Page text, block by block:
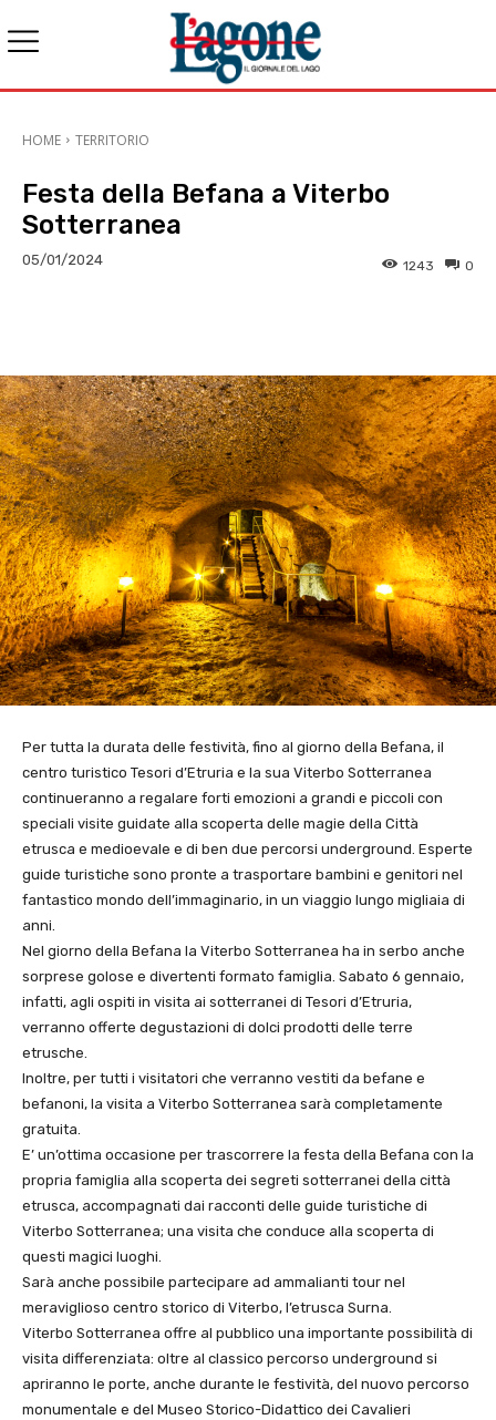
HOME TERRITORIO
Festa della Befana a Viterbo
Sotterranea
05/01/2024 0
1243
Per tutta la durata delle festività, fino al giorno della Befana, il
centro turistico Tesori d’Etruria e la sua Viterbo Sotterranea
continueranno a regalare forti emozioni a grandi e piccoli con
speciali visite guidate alla scoperta delle magie della Città
etrusca e medioevale e di ben due percorsi underground. Esperte
guide turistiche sono pronte a trasportare bambini e genitori nel
fantastico mondo dell’immaginario, in un viaggio lungo migliaia di
anni.
Nel giorno della Befana la Viterbo Sotterranea ha in serbo anche
sorprese golose e divertenti formato famiglia. Sabato 6 gennaio,
infatti, agli ospiti in visita ai sotterranei di Tesori d’Etruria,
verranno offerte degustazioni di dolci prodotti delle terre
etrusche.
Inoltre, per tutti i visitatori che verranno vestiti da befane e
befanoni, la visita a Viterbo Sotterranea sarà completamente
gratuita.
E’ un’ottima occasione per trascorrere la festa della Befana con la
propria famiglia alla scoperta dei segreti sotterranei della città
etrusca, accompagnati dai racconti delle guide turistiche di
Viterbo Sotterranea; una visita che conduce alla scoperta di
questi magici luoghi.
Sarà anche possibile partecipare ad ammalianti tour nel
meraviglioso centro storico di Viterbo, l’etrusca Surna.
Viterbo Sotterranea offre al pubblico una importante possibilità di
visita differenziata: oltre al classico percorso underground si
apriranno le porte, anche durante le festività, del nuovo percorso
monumentale e del Museo Storico-Didattico dei Cavalieri